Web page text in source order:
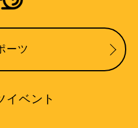
ーツ
イベント